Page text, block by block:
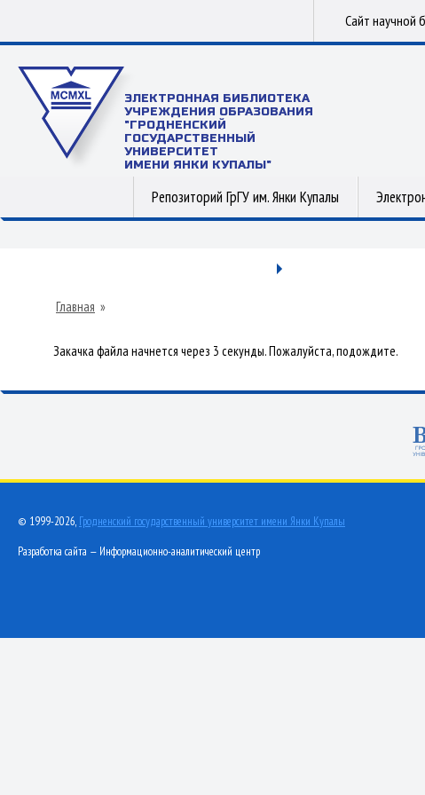
Сайт научной
ЭЛЕКТРОННАЯ БИБЛИОТЕКА
УЧРЕЖДЕНИЯ ОБРАЗОВАНИЯ
"ГРОДНЕНСКИЙ
ГОСУДАРСТВЕННЫЙ
УНИВЕРСИТЕТ
ИМЕНИ ЯНКИ КУПАЛЫ"
Репозиторий ГрГУ им. Янки Купалы
Главная »
Закачка файла начнется через 3 секунды. Пожалуйста, подождите.
© 1999-2026, Гродненский государственный университет имени Янки Купалы
Разработка сайта — Информационно-аналитический центр